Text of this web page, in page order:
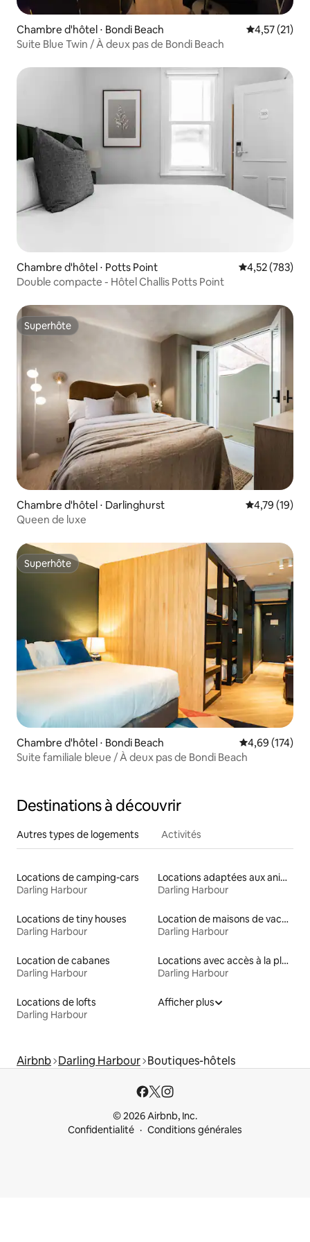
Chambre d'hôtel ⋅ Bondi Beach Évaluation
4,57 (21)
Suite Blue Twin / À deux pas de Bondi Beach
Chambre d'hôtel ⋅ Potts Point Évaluation
4,52 (783)
Double compacte - Hôtel Challis Potts Point
Superhôte
Superhôte
Chambre d'hôtel ⋅ Darlinghurst Évaluation
4,79 (19)
Queen de luxe
Superhôte
Superhôte
Chambre d'hôtel ⋅ Bondi Beach Évaluation
4,69 (174)
Suite familiale bleue / À deux pas de Bondi Beach
Destinations à découvrir
Autres types de logements Activités
Locations de camping-cars
Darling Harbour
Locations adaptées aux animaux
Darling Harbour
Locations de tiny houses
Darling Harbour
Location de maisons de vacances
Darling Harbour
Location de cabanes
Darling Harbour
Locations avec accès à la plage
Darling Harbour
Locations de lofts
Darling Harbour
Afficher plus
Airbnb Darling Harbour Boutiques-hôtels
© 2026 Airbnb, Inc.
Confidentialité
Conditions générales